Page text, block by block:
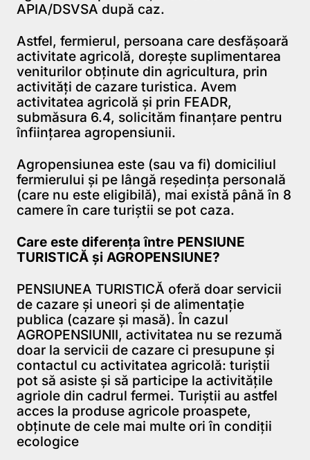
APIA/DSVSA după caz.
Astfel, fermierul, persoana care desfășoară
activitate agricolă, dorește suplimentarea
veniturilor obținute din agricultura, prin
activități de cazare turistica. Avem
activitatea agricolă și prin FEADR,
submăsura 6.4, solicităm finanțare pentru
înființarea agropensiunii.
Agropensiunea este (sau va fi) domiciliul
fermierului și pe lângă reședința personală
(care nu este eligibilă), mai există până în 8
camere în care turiștii se pot caza.
Care este diferența între PENSIUNE
TURISTICĂ și AGROPENSIUNE?
PENSIUNEA TURISTICĂ oferă doar servicii
de cazare și uneori și de alimentație
publica (cazare și masă). În cazul
AGROPENSIUNII, activitatea nu se rezumă
doar la servicii de cazare ci presupune și
contactul cu activitatea agricolă: turiștii
pot să asiste și să participe la activitățile
agriole din cadrul fermei. Turiștii au astfel
acces la produse agricole proaspete,
obținute de cele mai multe ori în condiții
ecologice